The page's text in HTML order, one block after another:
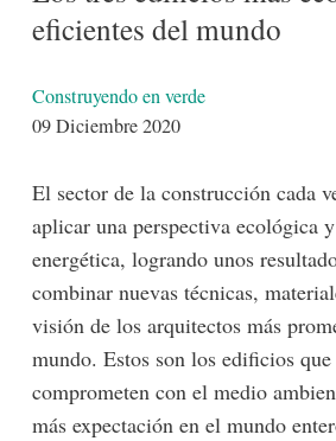
eficientes del mundo
DetallesConstruyendo en verde
09 Diciembre 2020
El sector de la construcción cada
aplicar una perspectiva ecológica
energética, logrando unos
combinar nuevas técnicas,
visión de los arquitectos más
mundo. Estos son los edificios que
comprometen con el medio
más expectación en el mundo